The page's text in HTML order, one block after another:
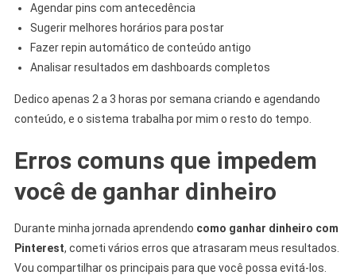
Agendar pins com antecedência
Sugerir melhores horários para postar
Fazer repin automático de conteúdo antigo
Analisar resultados em dashboards completos
Dedico apenas 2 a 3 horas por semana criando e agendando
conteúdo, e o sistema trabalha por mim o resto do tempo.
Erros comuns que impedem
você de ganhar dinheiro
Durante minha jornada aprendendo como ganhar dinheiro com
Pinterest, cometi vários erros que atrasaram meus resultados.
Vou compartilhar os principais para que você possa evitá-los.